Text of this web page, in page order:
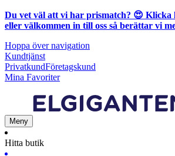
Du vet väl att vi har prismatch? 😍 Klicka
eller välkommen in till oss så berättar vi
Hoppa över navigation
Kundtjänst
PrivatkundFöretagskund
Mina Favoriter
Meny
Hitta butik